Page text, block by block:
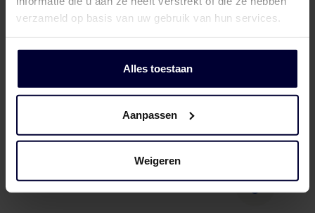
verzameld op basis van uw gebruik van hun services.
Alles toestaan
Aanpassen
Weigeren
Cartons – Beef